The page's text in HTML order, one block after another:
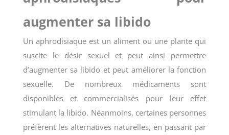
augmenter sa libido
Un aphrodisiaque est un aliment ou une plante qui
suscite le désir sexuel et peut ainsi permettre
d’augmenter sa libido et peut améliorer la fonction
sexuelle. De nombreux médicaments sont
disponibles et commercialisés pour leur effet
stimulant la libido. Néanmoins, certaines personnes
préfèrent les alternatives naturelles, en passant par